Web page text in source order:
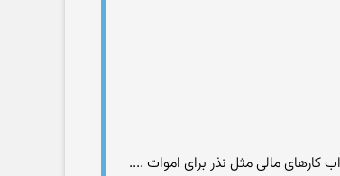
مالی مثل نذر برای اموات ....